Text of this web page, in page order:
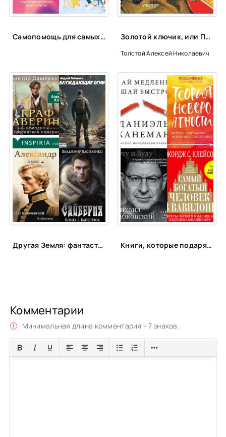
Самопомощь для самых маленьких Золотой ключик, или Приключения Буратино - Алексей Толстой
Толстой Алексей Николаевич
Другая Земля: фантастика с альтернативной историей Книги, которые подарят энергию
Комментарии
Минимальная длина комментария - 7 знаков.